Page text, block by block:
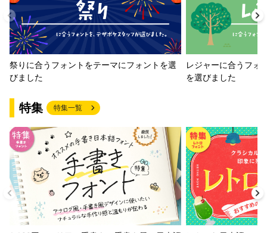
祭りに合うフォントをテーマにフォントを選
びました
レジャーに合うフォ
を選びました
特集 特集一覧